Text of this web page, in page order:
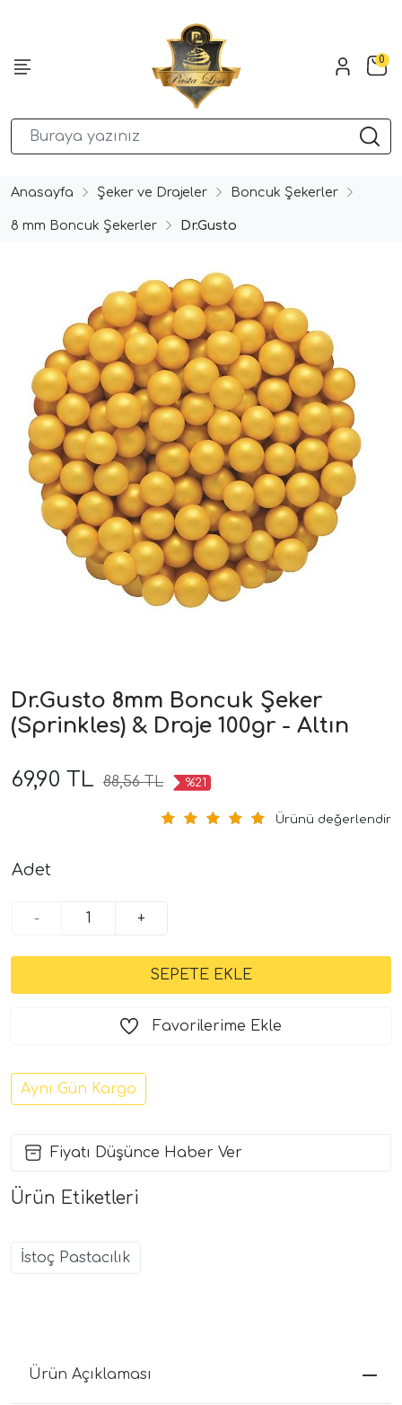
0
Anasayfa Şeker ve Drajeler Boncuk Şekerler
8 mm Boncuk Şekerler Dr.Gusto
Dr.Gusto 8mm Boncuk Şeker
(Sprinkles) & Draje 100gr - Altın
69,90 TL 88,56 TL %21
Ürünü değerlendir
Adet
- +
Favorilerime Ekle
Aynı Gün Kargo
Fiyatı Düşünce Haber Ver
Ürün Etiketleri
İstoç Pastacılık
Ürün Açıklaması